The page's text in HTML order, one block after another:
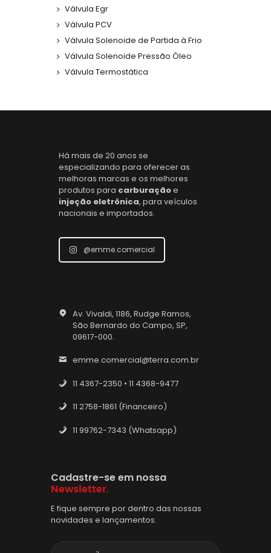
Válvula Egr
Válvula PCV
Válvula Solenoide de Partida à Frio
Válvula Solenoide Pressão Óleo
Válvula Termostática
Há mais de 20 anos se
especializando para oferecer as
melhoras marcas e os melhores
produtos para carburaçãoe
injeção eletrônica, para veículos
nacionais e importados.
@emme.comercial
Av. Vivaldi, 1186, Rudge Ramos,
São Bernardo do Campo, SP,
09617-000.
emme.comercial@terra.com.br
11 4367-2350 • 11 4368-9477
11 2758-1861 (Financeiro)
11 99762-7343 (Whatsapp)
Cadastre-se em nossa
Newsletter.
E fique sempre por dentro das nossas
novidades e lançamentos.